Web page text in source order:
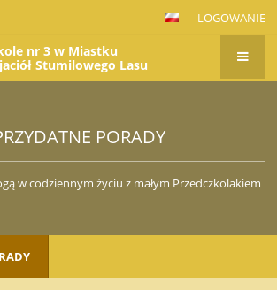
LOGOWANIE
nr 3 w Miastku
Stumilowego Lasu
PORADY
w codziennym życiu z małym Przedczkolakiem